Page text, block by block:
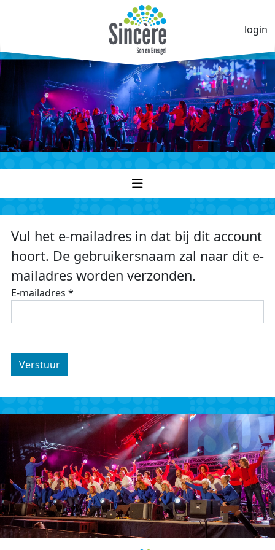
login
Vul het e-mailadres in dat bij dit account
hoort. De gebruikersnaam zal naar dit e-
mailadres worden verzonden.
E-mailadres *
Verstuur